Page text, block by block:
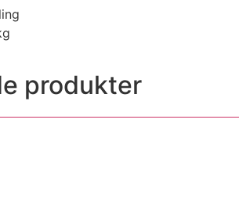
produkter